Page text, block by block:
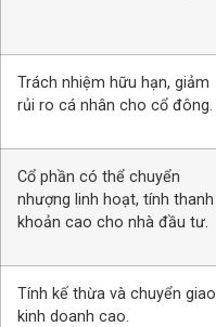
Trách nhiệm hữu hạn, giảm
rủi ro cá nhân cho cổ đông.
Cổ phần có thể chuyển
nhượng linh hoạt, tính thanh
khoản cao cho nhà đầu tư.
Tính kế thừa và chuyển giao
kinh doanh cao.